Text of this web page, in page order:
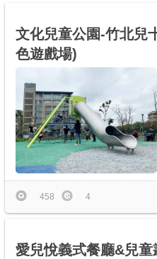
文化兒童公園-竹北兒
色遊戲場)
458 4
愛兒悅義式餐廳&兒童